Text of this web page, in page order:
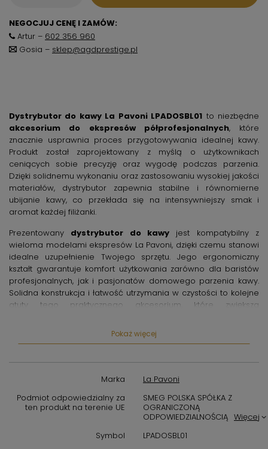
NEGOCJUJ CENĘ I ZAMÓW:
Artur – 602 356 960
Gosia – sklep@agdprestige.pl
Dystrybutor do kawy La Pavoni LPADOSBL01 to niezbędne
akcesorium do ekspresów półprofesjonalnych, które
znacznie usprawnia proces przygotowywania idealnej kawy.
Produkt został zaprojektowany z myślą o użytkownikach
ceniących sobie precyzję oraz wygodę podczas parzenia.
Dzięki solidnemu wykonaniu oraz zastosowaniu wysokiej jakości
materiałów, dystrybutor zapewnia stabilne i równomierne
ubijanie kawy, co przekłada się na intensywniejszy smak i
aromat każdej filiżanki.
Prezentowany dystrybutor do kawy jest kompatybilny z
wieloma modelami ekspresów La Pavoni, dzięki czemu stanowi
idealne uzupełnienie Twojego sprzętu. Jego ergonomiczny
kształt gwarantuje komfort użytkowania zarówno dla baristów
profesjonalnych, jak i pasjonatów domowego parzenia kawy.
Solidna konstrukcja i łatwość utrzymania w czystości to kolejne
atuty tego praktycznego akcesorium, które zwiększa
to dystrybutor, który pozwala na
dla uzyskania idealnego ciśnienia podczas ekstrakcji. Dzięki
odpowiednią konsystencję kremy. To akcesorium sprawdzi się
doskonale zarówno w kawiarniach, jak i w domowym zaciszu,
podnosząc jakość przygotowywanych napojów kawowych.
dystrybutor do kawy do ekspresów
półprofesjonalnych La Pavoni
Pokaż więcej
Marka
La Pavoni
Podmiot odpowiedzialny za
ten produkt na terenie UE
SMEG POLSKA SPÓŁKA Z
OGRANICZONĄ
ODPOWIEDZIALNOŚCIĄ Więcej
Symbol
LPADOSBL01